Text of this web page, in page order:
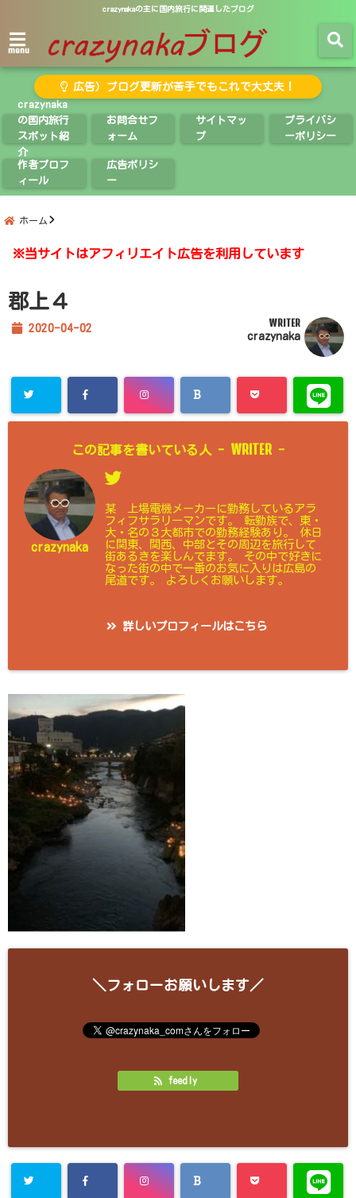
crazynakaの主に国内旅行に関連したブログ
menu
広告）ブログ更新が苦手でもこれで大丈夫！
crazynaka
の国内旅行
スポット紹
介
お問合せフ
ォーム
サイトマッ
プ
プライバシ
ーポリシー
作者プロフ
ィール
広告ポリシ
ー
ホーム
※当サイトはアフィリエイト広告を利用しています
郡上４
2020-04-02
WRITER
crazynaka
この記事を書いている人 - WRITER -
crazynaka
某 上場電機メーカーに勤務しているアラ
フィフサラリーマンです。 転勤族で、東・
大・名の３大都市での勤務経験あり。 休日
に関東、関西、中部とその周辺を旅行して
街あるきを楽しんでます。 その中で好きに
なった街の中で一番のお気に入りは広島の
尾道です。 よろしくお願いします。
詳しいプロフィールはこちら
＼フォローお願いします／
feedly